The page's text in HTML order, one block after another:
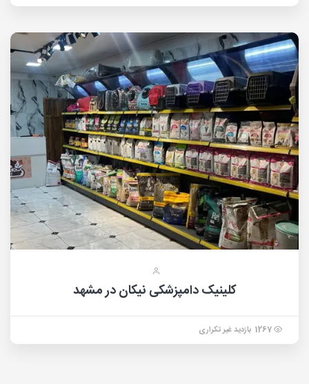
کلینیک دامپزشکی نیکان در مشهد
1267 بازدید غیر تکراری